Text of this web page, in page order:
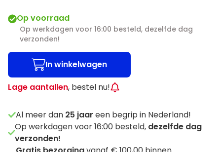
Op voorraad
Op werkdagen voor 16:00 besteld, dezelfde dag
verzonden!
In winkelwagen
Lage aantallen, bestel nu!
Al meer dan 25 jaar een begrip in Nederland!
Op werkdagen voor 16:00 besteld, dezelfde dag
verzonden!